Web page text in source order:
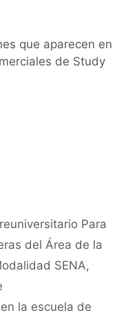
que aparecen en
de Study
Para
del Área de la
SENA,
la escuela de